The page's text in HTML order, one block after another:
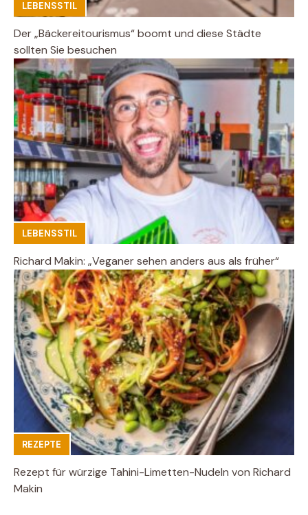
LEBENSSTIL
Der „Bäckereitourismus“ boomt und diese Städte
sollten Sie besuchen
LEBENSSTIL
Richard Makin: „Veganer sehen anders aus als früher“
REZEPTE
Rezept für würzige Tahini-Limetten-Nudeln von Richard
Makin